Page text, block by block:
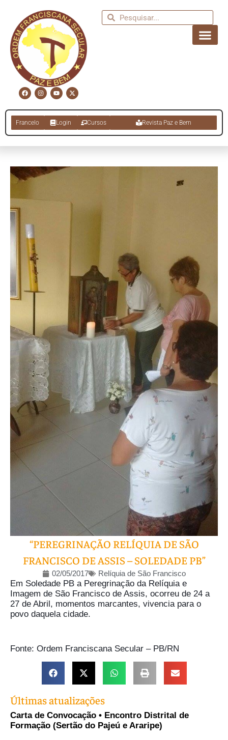
Francelo Login Cursos Revista Paz e Bem
“PEREGRINAÇÃO RELÍQUIA DE SÃO
FRANCISCO DE ASSIS – SOLEDADE PB”
02/05/2017 Relíquia de São Francisco
Em Soledade PB a Peregrinação da Relíquia e
Imagem de São Francisco de Assis, ocorreu de 24 a
27 de Abril, momentos marcantes, vivencia para o
povo daquela cidade.
Fonte: Ordem Franciscana Secular – PB/RN
Últimas atualizações
Carta de Convocação • Encontro Distrital de
Formação (Sertão do Pajeú e Araripe)